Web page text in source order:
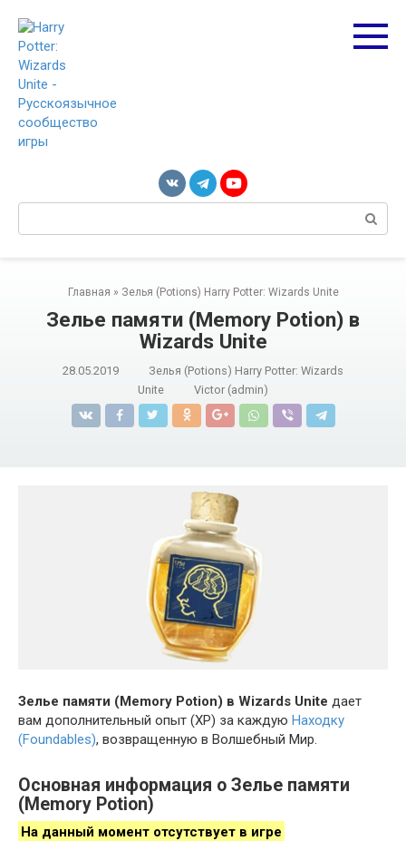
контенту
Главная » Зелья (Potions) Harry Potter: Wizards Unite
Зелье памяти (Memory Potion) в
Wizards Unite
28.05.2019
Зелья (Potions) Harry Potter: Wizards
Unite
Victor (admin)
Зелье памяти (Memory Potion) в Wizards Unite дает
вам дополнительный опыт (XP) за каждую Находку
(Foundables), возвращенную в Волшебный Мир.
Основная информация о Зелье памяти
(Memory Potion)
На данный момент отсутствует в игре